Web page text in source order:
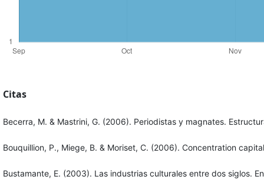
Citas
Becerra, M. & Mastrini, G. (2006). Periodistas y magnates.
Bouquillion, P., Miege, B. & Moriset, C. (2006). Concentration
Bustamante, E. (2003). Las industrias culturales entre dos siglos.